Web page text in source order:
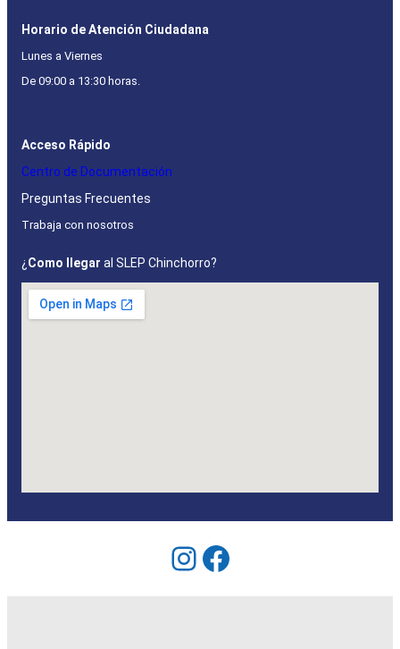
Horario de Atención Ciudadana
Lunes a Viernes
De 09:00 a 13:30 horas.
Acceso Rápido
Centro de Documentación
Preguntas Frecuentes
Trabaja con nosotros
¿ Como llegar al SLEP Chinchorro?
Instagram
Facebook